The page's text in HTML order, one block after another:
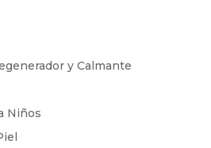
y Calmante
Niños